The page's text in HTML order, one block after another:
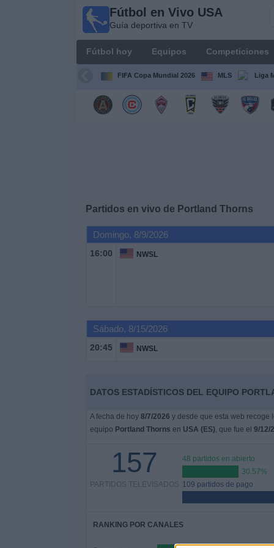
Fútbol en Vivo USA
Guía deportiva en TV
Fútbol hoy Equipos Competiciones
FIFA Copa Mundial 2026 MLS Liga
Partidos en vivo de Portland Thorns
Domingo, 8/9/2026
16:00 NWSL
Sábado, 8/15/2026
20:45 NWSL
DATOS ESTADÍSTICOS DEL EQUIPO
A fecha de hoy 8/7/2026 y desde que esta web recoge
equipo Portland Thorns en USA (ES), que fue el 9/12/
157
PARTIDOS TELEVISADOS
48 partidos en abierto
30.57%
109 partidos de pago
RANKING POR CANALES